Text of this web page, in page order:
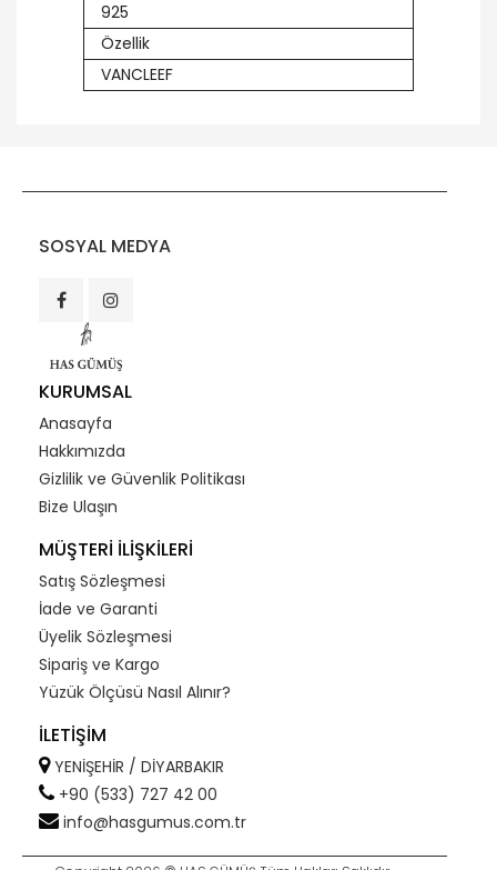
925
Özellik
VANCLEEF
SOSYAL MEDYA
KURUMSAL
Anasayfa
Hakkımızda
Gizlilik ve Güvenlik Politikası
Bize Ulaşın
MÜŞTERİ İLİŞKİLERİ
Satış Sözleşmesi
İade ve Garanti
Üyelik Sözleşmesi
Sipariş ve Kargo
Yüzük Ölçüsü Nasıl Alınır?
İLETİŞİM
YENİŞEHİR / DİYARBAKIR
+90 (533) 727 42 00
info@hasgumus.com.tr